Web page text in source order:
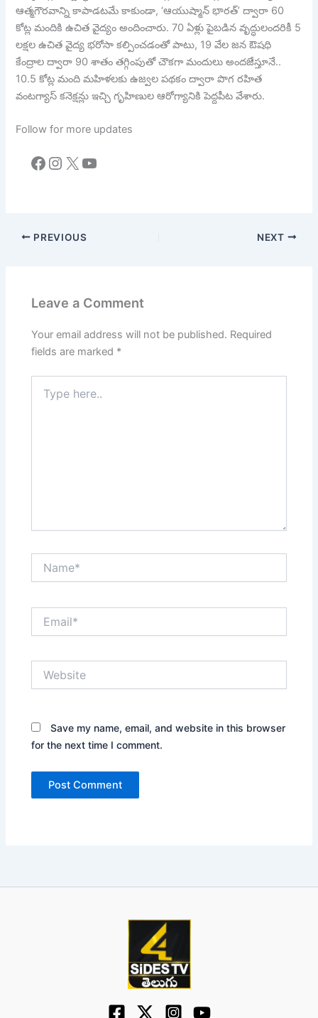
ఆత్మగౌరవాన్ని కాపాడటమే కాకుండా, ‘ఆయుష్మాన్ భారత్’ ద్వారా 60
కోట్ల మందికి ఉచిత వైద్యం అందించారు. 70 ఏళ్లు పైబడిన వృద్ధులందరికీ 5
లక్షల ఉచిత వైద్య భరోసా కల్పించడంతో పాటు, 19 వేల జన ఔషధి
కేంద్రాల ద్వారా 90 శాతం తగ్గింపుతో చౌకగా మందులు అందజేస్తూనే..
10.5 కోట్ల మంది మహిళలకు ఉజ్వల పథకం ద్వారా పొగ రహిత
వంటగ్యాస్ కనెక్షన్లు ఇచ్చి గృహిణుల ఆరోగ్యానికి పెద్దపీట వేశారు.
Follow for more updates
Facebook
Instagram
X YouTube
PREVIOUS NEXT
Leave a Comment
Your email address will not be published. Required
fields are marked *
here..
Save my name, email, and website in this browser
for the next time I comment.